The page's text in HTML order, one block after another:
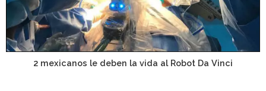
2 mexicanos le deben la vida al Robot Da Vinci